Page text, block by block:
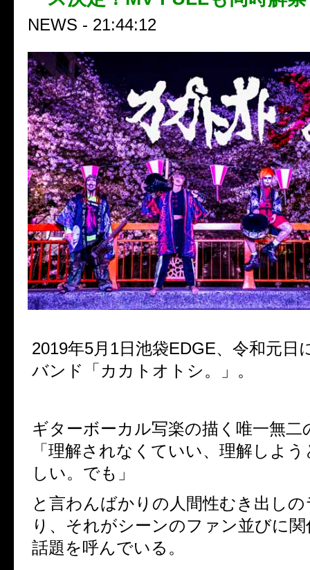
NEWS - 21:44:12
2019年5月 1日池袋EDGE、令和元日
バンド「カカトオトシ。」。
ギターボーカル写楽の描く唯一無二
「理解されなくていい、理解しよ
しい。でも」
と言わんばかりの人間性むき出し
り、それがシーンのファン並びに
話題を呼んでいる。